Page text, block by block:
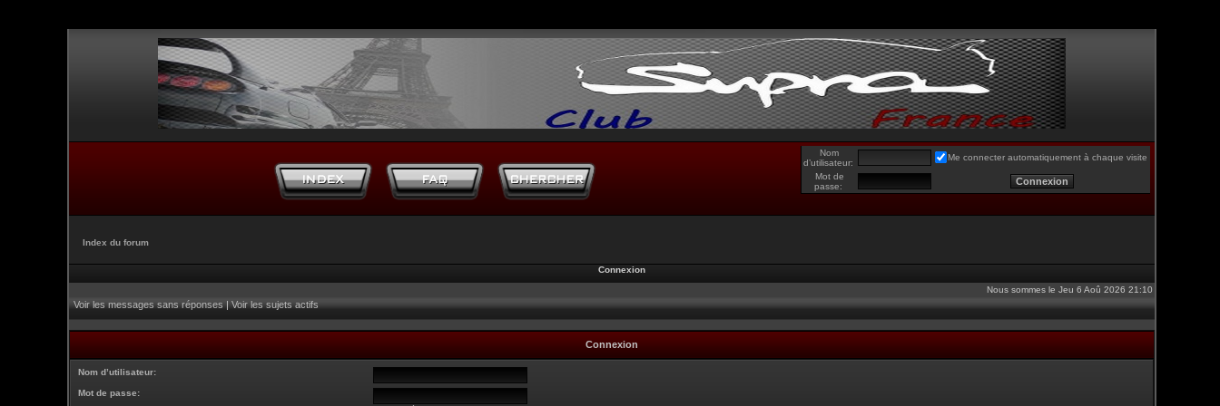
Nom
d’utilisateur:
Me connecter automatiquement à chaque visite
Mot de
passe:
Index du forum
Connexion
Nous sommes le Jeu 6 Aoû 2026 21:10
Voir les messages sans réponses|Voir les sujets actifs
Connexion
Nom d’utilisateur:
Mot de passe: